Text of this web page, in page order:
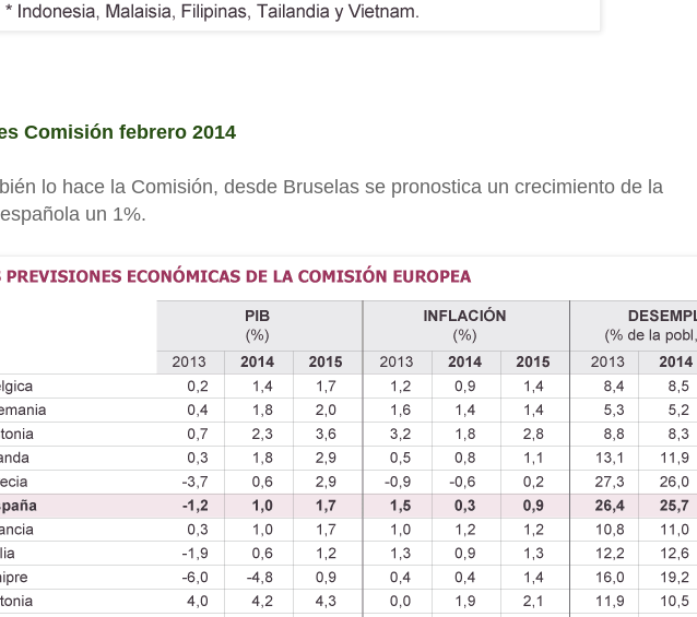
Comisión febrero 2014
lo hace la Comisión, desde Bruselas se pronostica un crecimiento de la
un 1%.